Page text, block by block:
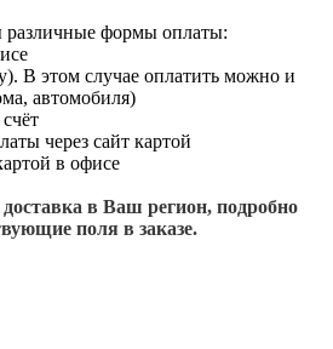
формы оплаты:
В этом случае оплатить можно и
автомобиля)
через сайт картой
в офисе
в Ваш регион, подробно
поля в заказе.